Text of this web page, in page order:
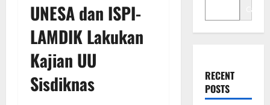
UNESA dan ISPI-
LAMDIK Lakukan
Kajian UU
Sisdiknas
Cari
RECENT
POSTS